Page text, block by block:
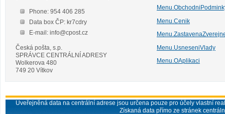
Phone: 954 406 285
Data box ČP: kr7cdry
E-mail: info@cpost.cz
Česká pošta, s.p.
SPRÁVCE CENTRÁLNÍ ADRESY
Wolkerova 480
749 20 Vítkov
Menu.Cenik
Menu.UsneseniVlady
Menu.OAplikaci
Uveřejněná data na centrální adrese jsou určena pouze pro účely vlastní
Získaná data přímo ze stránek